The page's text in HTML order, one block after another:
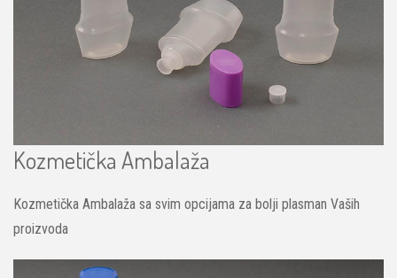
Kozmetička Ambalaža
Kozmetička Ambalaža sa svim opcijama za bolji plasman Vaših
proizvoda